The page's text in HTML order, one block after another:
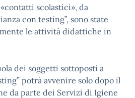
scolastici», da
con testing”, sono state
le attività didattiche in
soggetti sottoposti a
potrà avvenire solo dopo il
da parte dei Servizi di Igiene